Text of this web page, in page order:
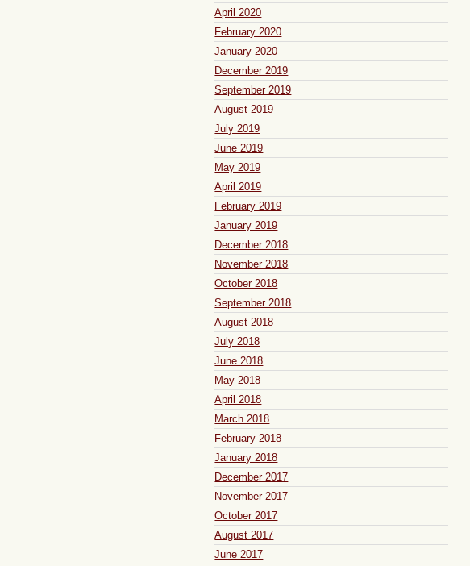
April 2020
February 2020
January 2020
December 2019
September 2019
August 2019
July 2019
June 2019
May 2019
April 2019
February 2019
January 2019
December 2018
November 2018
October 2018
September 2018
August 2018
July 2018
June 2018
May 2018
April 2018
March 2018
February 2018
January 2018
December 2017
November 2017
October 2017
August 2017
June 2017